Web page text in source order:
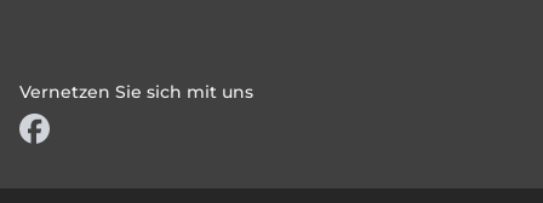
Vernetzen Sie sich mit uns